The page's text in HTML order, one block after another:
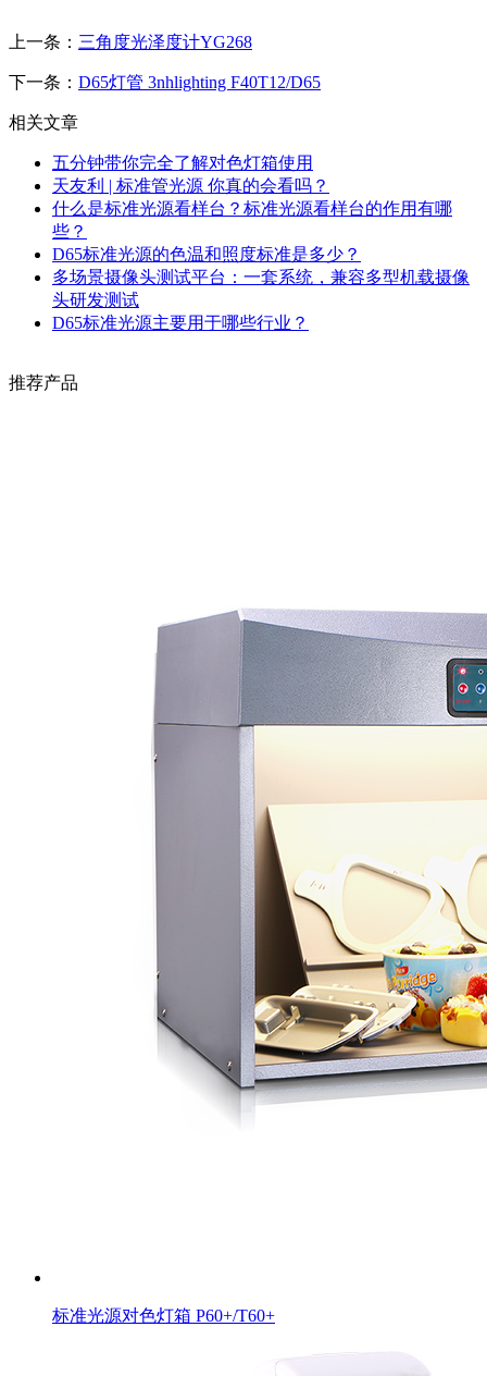
上一条： 三角度光泽度计YG268
下一条： D65灯管 3nhlighting F40T12/D65
相关文章
五分钟带你完全了解对色灯箱使用
天友利 | 标准管光源 你真的会看吗？
什么是标准光源看样台？标准光源看样台的作用有哪
些？
D65标准光源的色温和照度标准是多少？
多场景摄像头测试平台：一套系统，兼容多型机载摄像
头研发测试
D65标准光源主要用于哪些行业？
推荐产品
标准光源对色灯箱 P60+/T60+